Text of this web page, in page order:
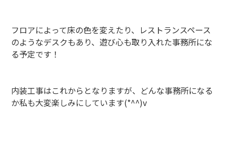
フロアによって床の色を変えたり、レストランスペース
のようなデスクもあり、遊び心も取り入れた事務所にな
る予定です！
内装工事はこれからとなりますが、どんな事務所になる
か私も大変楽しみにしています(*^^)v